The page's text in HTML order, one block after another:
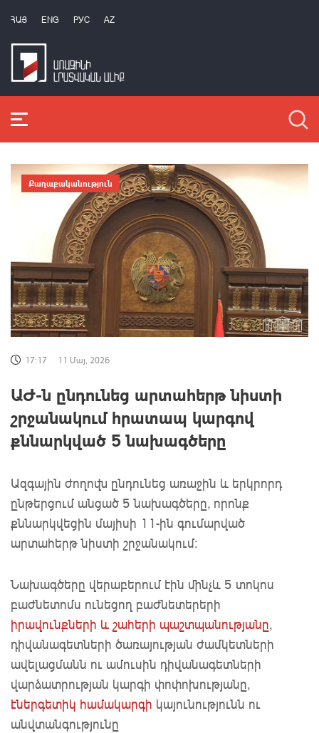
ՀԱՅ ENG РУС AZ
Քաղաքականություն
17:17 11 Մայ, 2026
ԱԺ-ն ընդունեց արտահերթ նիստի
շրջանակում հրատապ կարգով
քննարկված 5 նախագծերը
Ազգային ժողովն ընդունեց առաջին և երկրորդ
ընթերցում անցած 5 նախագծերը, որոնք
քննարկվեցին մայիսի 11-ին գումարված
արտահերթ նիստի շրջանակում:
Նախագծերը վերաբերում էին մինչև 5 տոկոս
բաժնետոմս ունեցող բաժնետերերի
իրավունքների և շահերի պաշտպանությանը,
դիվանագետների ծառայության ժամկետների
ավելացմանն ու ամուսին դիվանագետների
վարձատրության կարգի փոփոխությանը,
էներգետիկ համակարգի կայունությունն ու
անվտանգությունը